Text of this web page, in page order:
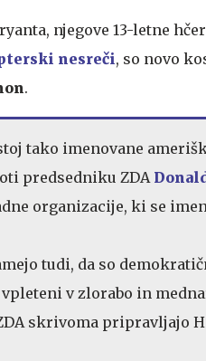
njegove 13-letne
nesreči, so novo
.
tako imenovane
predsedniku ZDA
organizacije, ki se
tudi, da so
v zlorabo in
skrivoma pripravljajo